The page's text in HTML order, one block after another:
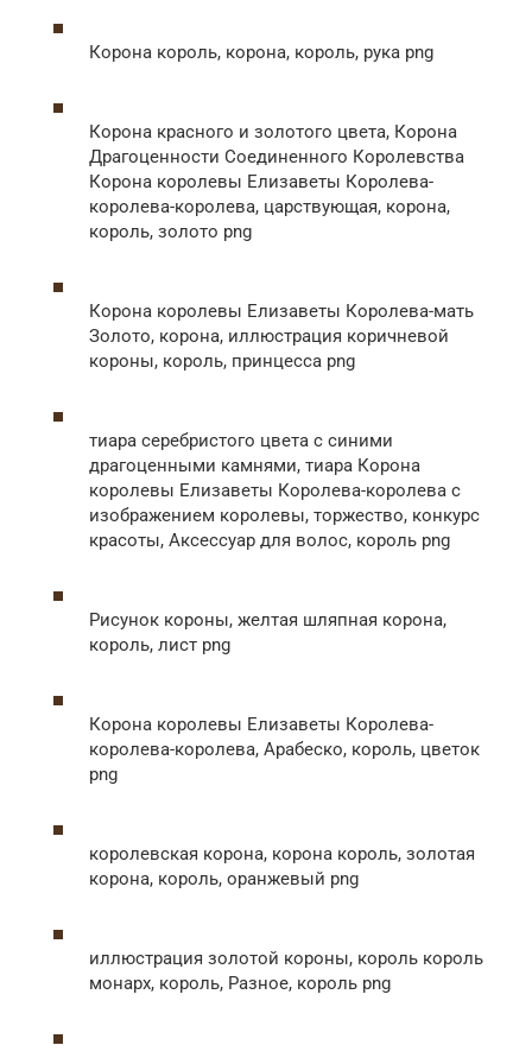
Корона король, корона, король, рука png
Корона красного и золотого цвета, Корона
Драгоценности Соединенного Королевства
Корона королевы Елизаветы Королева-
королева-королева, царствующая, корона,
король, золото png
Корона королевы Елизаветы Королева-мать
Золото, корона, иллюстрация коричневой
короны, король, принцесса png
тиара серебристого цвета с синими
драгоценными камнями, тиара Корона
королевы Елизаветы Королева-королева с
изображением королевы, торжество, конкурс
красоты, Аксессуар для волос, король png
Рисунок короны, желтая шляпная корона,
король, лист png
Корона королевы Елизаветы Королева-
королева-королева, Арабеско, король, цветок
png
королевская корона, корона король, золотая
корона, король, оранжевый png
иллюстрация золотой короны, король король
монарх, король, Разное, король png